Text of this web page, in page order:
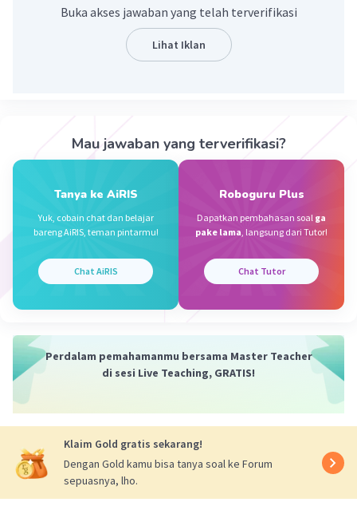
Buka akses jawaban yang telah terverifikasi
Lihat Iklan
Mau jawaban yang terverifikasi?
Tanya ke AiRIS
Yuk, cobain chat dan belajar
bareng AiRIS, teman pintarmu!
Chat AiRIS
Roboguru Plus
Dapatkan pembahasan soal ga
pake lama, langsung dari Tutor!
Chat Tutor
Perdalam pemahamanmu bersama Master Teacher
di sesi Live Teaching, GRATIS!
Klaim Gold gratis sekarang!
Dengan Gold kamu bisa tanya soal ke Forum
sepuasnya, lho.